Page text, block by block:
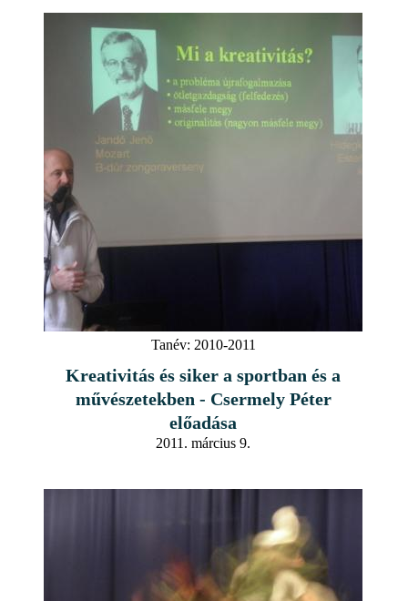
Tanév: 2010-2011
Kreativitás és siker a sportban és a
művészetekben - Csermely Péter
előadása
2011. március 9.